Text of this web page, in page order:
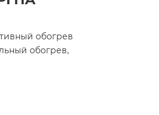
обогрев
обогрев,